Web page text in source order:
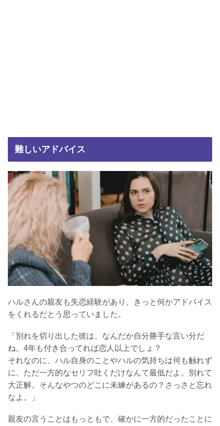
難しいアドバイス
ハルさんの親友も失恋経験があり、きっと何かアドバイス
をくれるだとう思っていました。
「別れを切り出した彼は、なんだか自分勝手な言い分だ
ね。4年も付き合ってれば恋人以上でしょ？
それなのに、ハル自身のことやハルの気持ちは何も触れず
に、ただ一方的なセリフ吐くだけなんて最低だよ。別れて
大正解。そんなやつのどこに未練があるの？さっさと忘れ
なよ。」
親友の言うことはもっともで、確かに一方的だったことに